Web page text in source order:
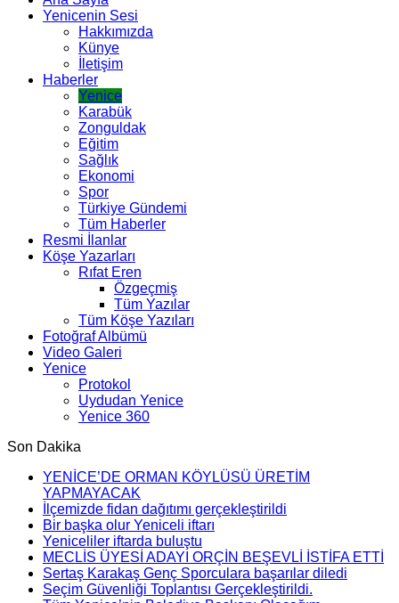
Yenicenin Sesi
Hakkımızda
Künye
İletişim
Haberler
Yenice
Karabük
Zonguldak
Eğitim
Sağlık
Ekonomi
Spor
Türkiye Gündemi
Tüm Haberler
Resmi İlanlar
Köşe Yazarları
Rıfat Eren
Özgeçmiş
Tüm Yazılar
Tüm Köşe Yazıları
Fotoğraf Albümü
Video Galeri
Yenice
Protokol
Uydudan Yenice
Yenice 360
Son Dakika
YENİCE’DE ORMAN KÖYLÜSÜ ÜRETİM
YAPMAYACAK
İlçemizde fidan dağıtımı gerçekleştirildi
Bir başka olur Yeniceli iftarı
Yeniceliler iftarda buluştu
MECLİS ÜYESİ ADAYI ORÇİN BEŞEVLİ İSTİFA ETTİ
Sertaş Karakaş Genç Sporculara başarılar diledi
Seçim Güvenliği Toplantısı Gerçekleştirildi.